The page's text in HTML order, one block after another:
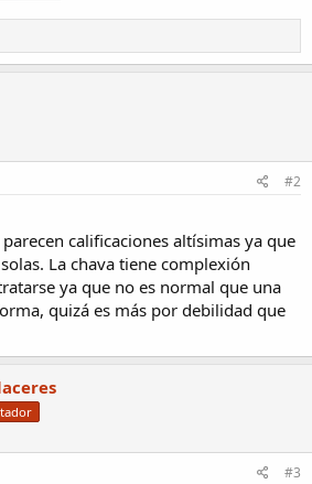
#2
calificaciones altísimas ya que
La chava tiene complexión
ya que no es normal que una
quizá es más por debilidad que
#3